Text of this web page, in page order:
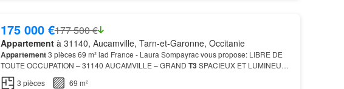
175 000 €177 500 €
Appartementà 31140, Aucamville, Tarn-et-Garonne, Occitanie
Appartement3 pièces 69 m² iad France - Laura Sompayrac vous propose: LIBRE DE
TOUTE OCCUPATION – 31140 AUCAMVILLE – GRAND T3SPACIEUX ET LUMINEUX
– 2 Exposition Sud-Ouest Cuisine indépendante avec accès à son balcon Grand ce…
3 pièces
69 m²